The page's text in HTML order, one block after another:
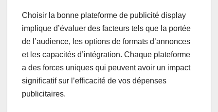
Choisir la bonne plateforme de publicité display
implique d’évaluer des facteurs tels que la portée
de l’audience, les options de formats d’annonces
et les capacités d’intégration. Chaque plateforme
a des forces uniques qui peuvent avoir un impact
significatif sur l’efficacité de vos dépenses
publicitaires.